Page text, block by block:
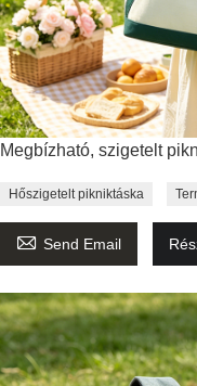
Megbízható, szigetelt
Hőszigetelt pikniktáska
 Send Email